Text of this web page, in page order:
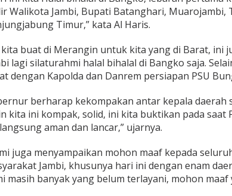
g
k
Walikota Jambi, Bupati Batanghari,
Timur,” kata Al Haris.
kita buat di Merangin untuk kita yang di Barat, ini
lagi silaturahmi halal bihalal di Bangko saja.
dengan Kapolda dan Danrem persiapan PSU
berharap kekompakan antar kepala daerah
kita ini kompak, solid, ini kita buktikan pada saat
aman dan lancar,” ujarnya.
juga menyampaikan mohon maaf kepada
Jambi, khusunya hari ini dengan enam
masih banyak yang belum terlayani, mohon maaf